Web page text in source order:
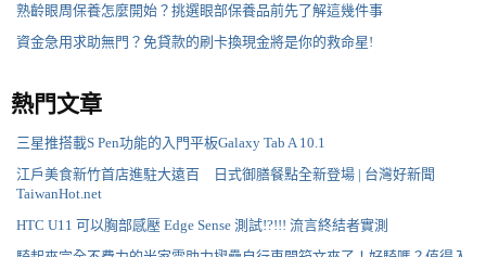
熟齡眼周保養怎麼開始？挑選眼部保養品前先了解這幾件事
資金急用求助無門？免貸款的刷卡換現金將是你的救命星!
熱門文章
三星推搭載S Pen功能的入門平板Galaxy Tab A 10.1
江戶美食新竹首店進駐大遠百 日式御膳餐點全新登場 | 台灣好新聞
TaiwanHot.net
HTC U11 可以胸部感壓 Edge Sense 測試!?!!! 流言終結者實測